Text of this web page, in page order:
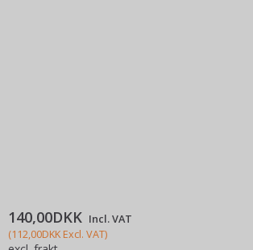
140,00DKK Incl. VAT
(112,00DKK Excl. VAT)